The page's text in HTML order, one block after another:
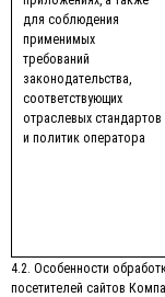
для соблюдения
применимых
требований
законодательства,
соответствующих
отраслевых стандартов
и политик оператора
4.2. Особенности
посетителей сайтов